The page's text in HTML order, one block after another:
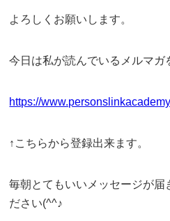
よろしくお願いします。
今日は私が読んでいるメルマガ
https://
↑こちらから登録出来ます。
毎朝とてもいいメッセージが届
ださい(^^♪